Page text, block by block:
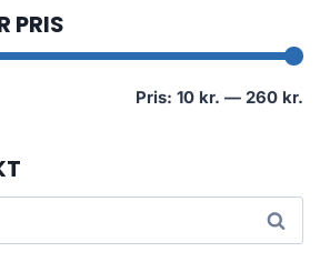
PRIS
Pris: 10 kr. — 260 kr.
Søg